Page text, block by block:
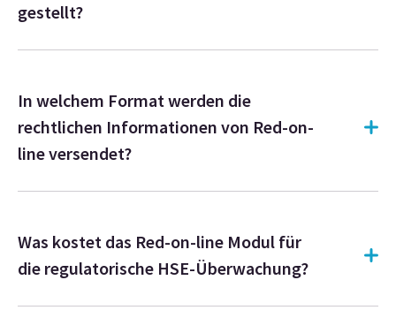
gestellt?
In welchem Format werden die
rechtlichen Informationen von Red-on-
line versendet?
Was kostet das Red-on-line Modul für
die regulatorische HSE-Überwachung?